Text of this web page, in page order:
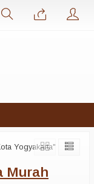
Yogyakarta"
Murah